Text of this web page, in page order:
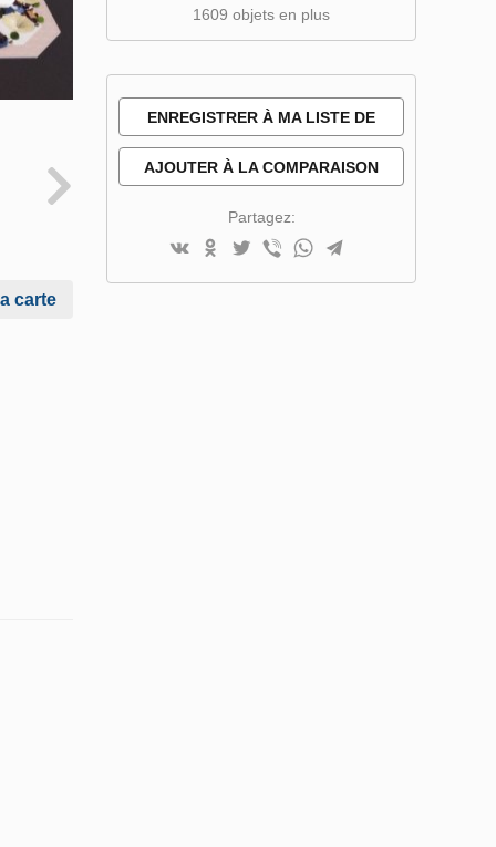
carte
1609 objets en plus
ENREGISTRER À MA LISTE DE
SOUHAITS
AJOUTER À LA COMPARAISON
Partagez: